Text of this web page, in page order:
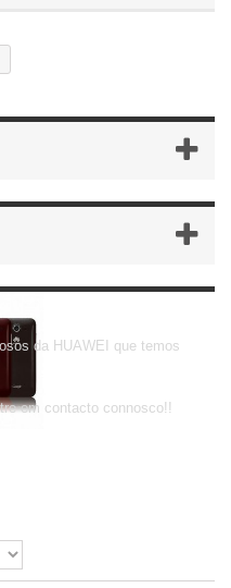
da HUAWEI que temos
em contacto connosco!!